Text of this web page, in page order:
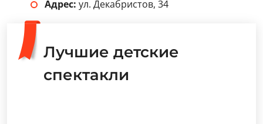
от 1 600 рублей.
Как добраться